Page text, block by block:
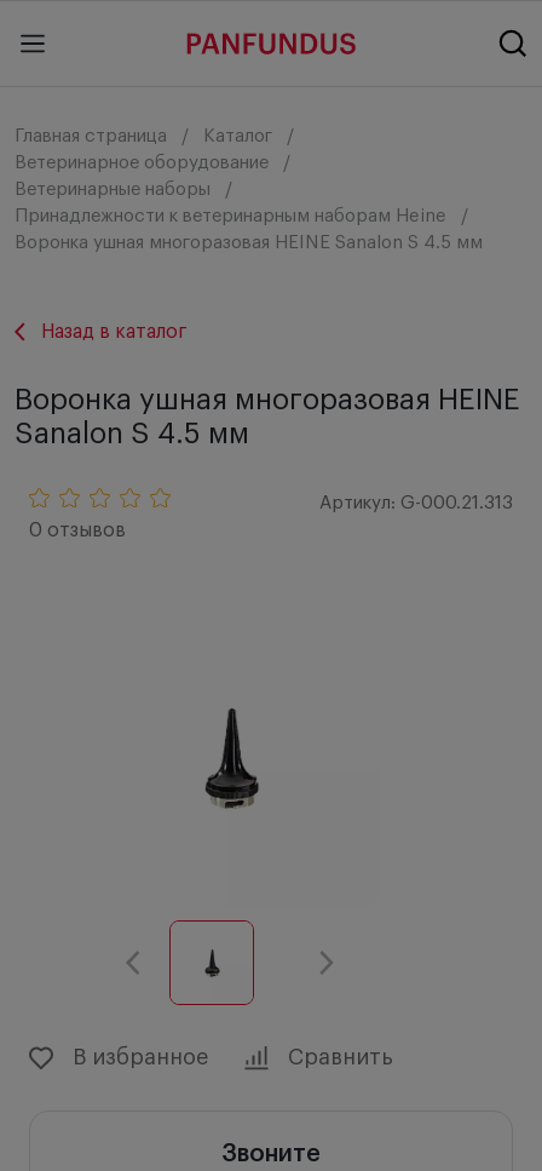
Главная страница
Каталог
Ветеринарное оборудование
Ветеринарные наборы
Принадлежности к ветеринарным наборам Heine
Воронка ушная многоразовая HEINE Sanalon S 4.5 мм
Назад в каталог
Воронка ушная многоразовая HEINE
Sanalon S 4.5 мм
0 отзывов
Артикул: G-000.21.313
В избранное Сравнить
Звоните